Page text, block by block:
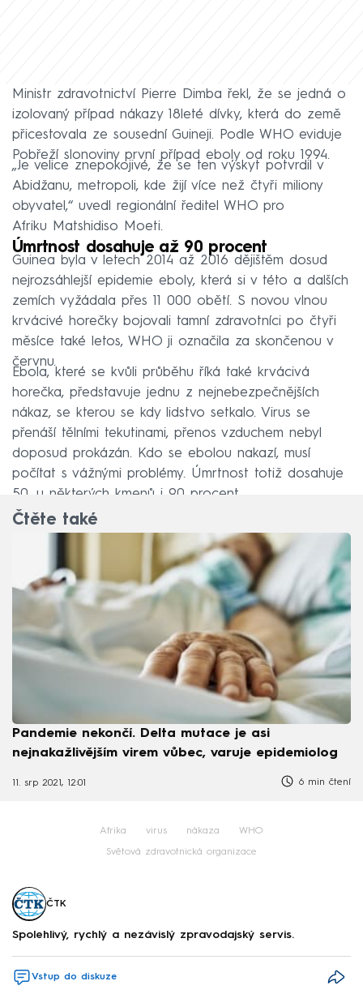
Ministr zdravotnictví Pierre Dimba řekl, že se jedná o
izolovaný případ nákazy 18leté dívky, která do země
přicestovala ze sousední Guineji. Podle WHO eviduje
Pobřeží slonoviny první případ eboly od roku 1994.
„Je velice znepokojivé, že se ten výskyt potvrdil v
Abidžanu, metropoli, kde žijí více než čtyři miliony
obyvatel,“ uvedl regionální ředitel WHO pro
Afriku Matshidiso Moeti.
Úmrtnost dosahuje až 90 procent
Guinea byla v letech 2014 až 2016 dějištěm dosud
nejrozsáhlejší epidemie eboly, která si v této a dalších
zemích vyžádala přes 11 000 obětí. S novou vlnou
krvácivé horečky bojovali tamní zdravotníci po čtyři
měsíce také letos, WHO ji označila za skončenou v
červnu.
Ebola, které se kvůli průběhu říká také krvácivá
horečka, představuje jednu z nejnebezpečnějších
nákaz, se kterou se kdy lidstvo setkalo. Virus se
přenáší tělními tekutinami, přenos vzduchem nebyl
doposud prokázán. Kdo se ebolou nakazí, musí
počítat s vážnými problémy. Úmrtnost totiž dosahuje
50, u některých kmenů i 90 procent.
Čtěte také
Pandemie nekončí. Delta mutace je asi
nejnakažlivějším virem vůbec, varuje epidemiolog
11. srp 2021, 12:01 6 min čtení
Afrika virus nákaza WHO
Světová zdravotnická organizace
ČTK
Spolehlivý, rychlý a nezávislý zpravodajský servis.
Vstup do diskuze